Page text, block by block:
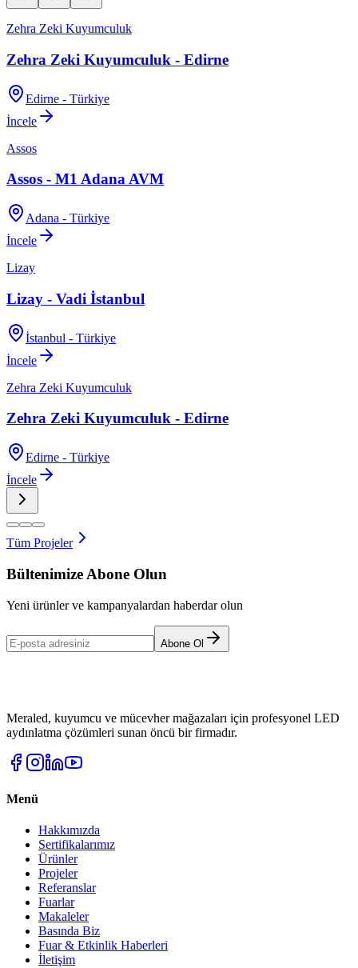
Zehra Zeki Kuyumculuk
Zehra Zeki Kuyumculuk - Edirne
Edirne - Türkiye
İncele
Assos
Assos - M1 Adana AVM
Adana - Türkiye
İncele
Lizay
Lizay - Vadi İstanbul
İstanbul - Türkiye
İncele
Zehra Zeki Kuyumculuk
Zehra Zeki Kuyumculuk - Edirne
Edirne - Türkiye
İncele
Tüm Projeler
Bültenimize Abone Olun
Yeni ürünler ve kampanyalardan haberdar olun
Abone Ol
Meraled, kuyumcu ve mücevher mağazaları için profesyonel LED
aydınlatma çözümleri sunan öncü bir firmadır.
Menü
Hakkımızda
Sertifikalarımız
Ürünler
Projeler
Referanslar
Fuarlar
Makaleler
Basında Biz
Fuar & Etkinlik Haberleri
İletişim